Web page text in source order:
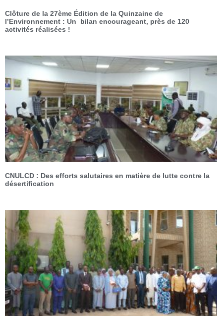
Clôture de la 27ème Édition de la Quinzaine de
l’Environnement : Un bilan encourageant, près de 120
activités réalisées !
CNULCD : Des efforts salutaires en matière de lutte contre la
désertification